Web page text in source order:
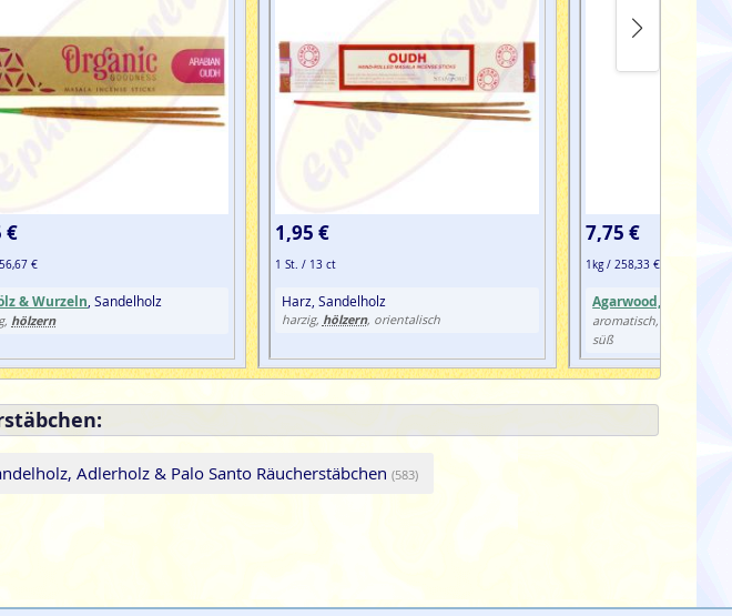
€
€
& Wurzeln , Sandelholz
hölzern
1,95 €
1 St. / 13 ct
Harz, Sandelholz
harzig, hölzern, orientalisch
7,75 €
1kg / 258,33 €
Agarwood, Oudh
aromatisch, frisch,
süß
Adlerholz & Palo Santo Räucherstäbchen (583)